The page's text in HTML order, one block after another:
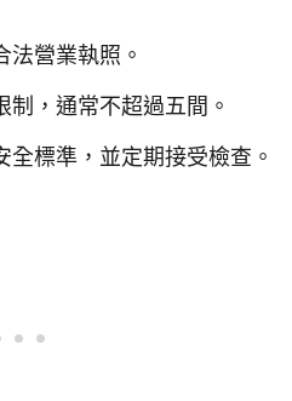
法營業執照。
制，通常不超過五間。
全標準，並定期接受檢查。